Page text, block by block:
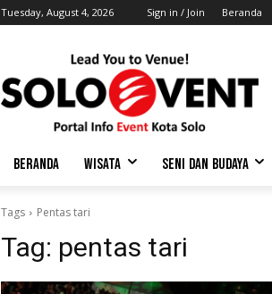
Tuesday, August 4, 2026 Sign in / Join Beranda
BERANDA WISATA SENI DAN BUDAYA
Tags Pentas tari
Tag: pentas tari